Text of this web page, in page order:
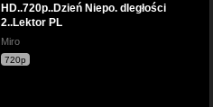
HD..720p..Dzień Niepo. dległości
2..Lektor PL
Miro
720p